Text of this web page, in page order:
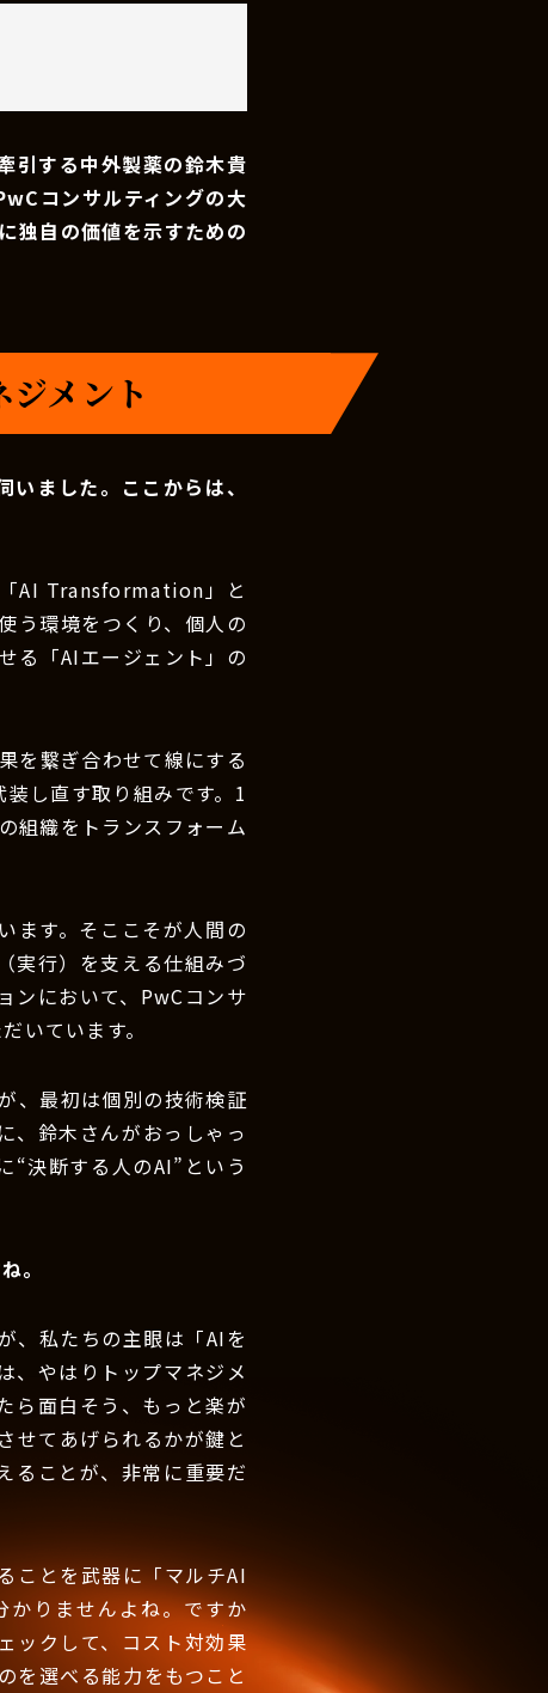
引する中外製薬の鈴木貴
コンサルティングの大
独自の価値を示すための
ジメント
ました。ここからは、
AI Transformation」と
う環境をつくり、個人の
る「AIエージェント」の
を繋ぎ合わせて線にする
し直す取り組みです。1
組織をトランスフォーム
ます。そここそが人間の
実行）を支える仕組みづ
ンにおいて、PwCコンサ
いています。
、最初は個別の技術検証
、鈴木さんがおっしゃっ
“決断する人のAI”という
。
、私たちの主眼は「AIを
、やはりトップマネジメ
ら面白そう、もっと楽が
せてあげられるかが鍵と
ることが、非常に重要だ
ことを武器に「マルチAI
かりませんよね。ですか
ックして、コスト対効果
を選べる能力をもつこと